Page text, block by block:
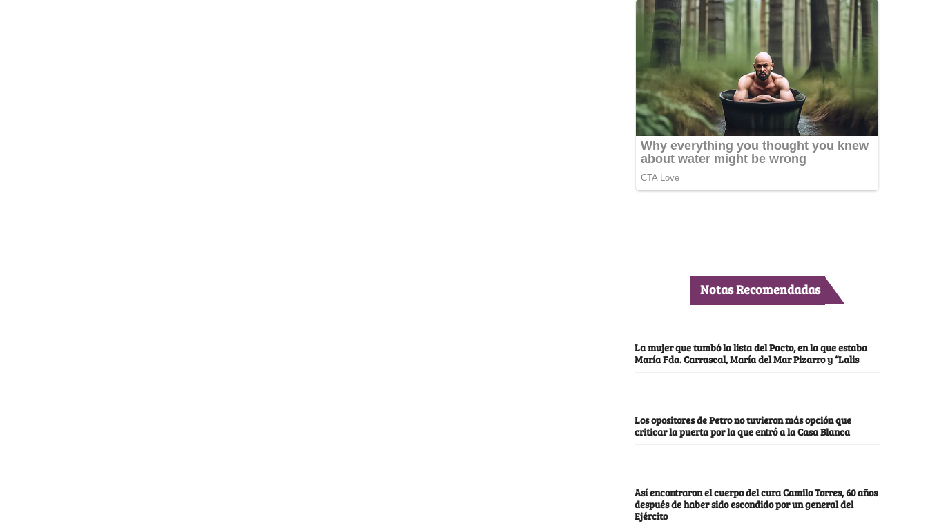
Notas Recomendadas
La mujer que tumbó la lista del Pacto, en la que estaba
María Fda. Carrascal, María del Mar Pizarro y “Lalis
Los opositores de Petro no tuvieron más opción que
criticar la puerta por la que entró a la Casa Blanca
Así encontraron el cuerpo del cura Camilo Torres, 60 años
después de haber sido escondido por un general del
Ejército